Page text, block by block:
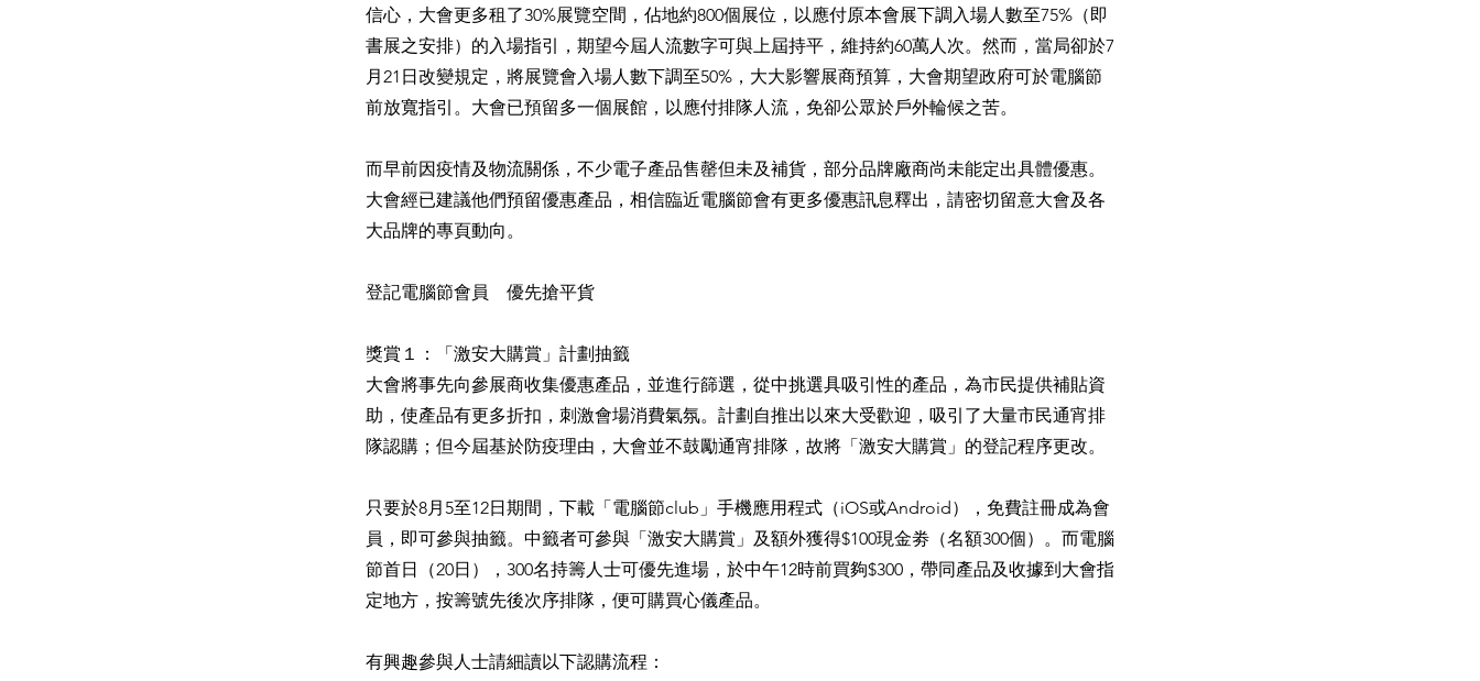
信心，大會更多租了30%展覽空間，佔地約800個展位，以應付原本會展下調入場人數至75%（即
書展之安排）的入場指引，期望今屆人流數字可與上屆持平，維持約60萬人次。然而，當局卻於7
月21日改變規定，將展覽會入場人數下調至50%，大大影響展商預算，大會期望政府可於電腦節
前放寬指引。大會已預留多一個展館，以應付排隊人流，免卻公眾於戶外輪候之苦。
而早前因疫情及物流關係，不少電子產品售罄但未及補貨，部分品牌廠商尚未能定出具體優惠。
大會經已建議他們預留優惠產品，相信臨近電腦節會有更多優惠訊息釋出，請密切留意大會及各
大品牌的專頁動向。
登記電腦節會員 優先搶平貨
獎賞１：「激安大購賞」計劃抽籤
大會將事先向參展商收集優惠產品，並進行篩選，從中挑選具吸引性的產品，為市民提供補貼資
助，使產品有更多折扣，刺激會場消費氣氛。計劃自推出以來大受歡迎，吸引了大量市民通宵排
隊認購；但今屆基於防疫理由，大會並不鼓勵通宵排隊，故將「激安大購賞」的登記程序更改。
只要於8月5至12日期間，下載「電腦節club」手機應用程式（iOS或Android），免費註冊成為會
員，即可參與抽籤。中籤者可參與「激安大購賞」及額外獲得$100現金劵（名額300個）。而電腦
節首日（20日），300名持籌人士可優先進場，於中午12時前買夠$300，帶同產品及收據到大會指
定地方，按籌號先後次序排隊，便可購買心儀產品。
有興趣參與人士請細讀以下認購流程：